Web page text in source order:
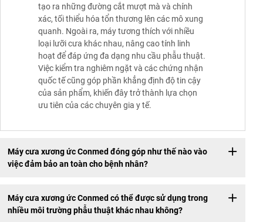
tạo ra những đường cắt mượt mà và chính
xác, tối thiểu hóa tổn thương lên các mô xung
quanh. Ngoài ra, máy tương thích với nhiều
loại lưỡi cưa khác nhau, nâng cao tính linh
hoạt để đáp ứng đa dạng nhu cầu phẫu thuật.
Việc kiểm tra nghiêm ngặt và các chứng nhận
quốc tế cũng góp phần khẳng định độ tin cậy
của sản phẩm, khiến đây trở thành lựa chọn
ưu tiên của các chuyên gia y tế.
Máy cưa xương ức Conmed đóng góp như thế nào vào
việc đảm bảo an toàn cho bệnh nhân?
Máy cưa xương ức Conmed có thể được sử dụng trong
nhiều môi trường phẫu thuật khác nhau không?